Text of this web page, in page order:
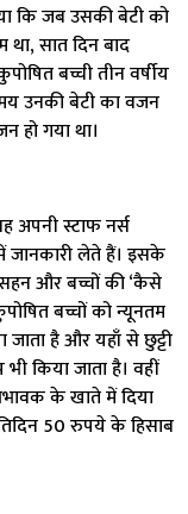
कि जब उसकी बेटी को
था, सात दिन बाद
बच्ची तीन वर्षीय
उनकी बेटी का वजन
हो गया था।
अपनी स्टाफ नर्स
जानकारी लेते हैं। इसके
और बच्चों की ‘कैसे
बच्चों को न्यूनतम
है और यहाँ से छुट्टी
किया जाता है। वहीं
के खाते में दिया
50 रुपये के हिसाब